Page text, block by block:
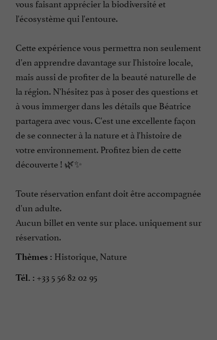
vous faisant apprécier la biodiversité et
l'écosystème qui l'entoure.
Cette expérience vous permettra non seulement
d'en apprendre davantage sur l'histoire locale,
mais aussi de profiter de la beauté naturelle de
la région. N'hésitez pas à poser des questions et
à vous immerger dans les détails que Béatrice
partagera avec vous. C'est une excellente façon
de se connecter à la nature et à l'histoire de
votre environnement. Profitez bien de cette
découverte ! 🌿✨
Toute réservation enfant doit être accompagnée
d'un adulte.
Aucun billet en vente sur place. uniquement sur
réservation.
Thèmes : Historique, Nature
Tél. : +33 5 56 82 02 95